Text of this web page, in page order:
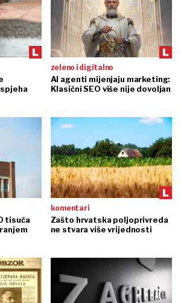
zeleno i digitalno
AI agenti mijenjaju marketing:
Klasični SEO više nije dovoljan
tisuća
komentari
Zašto hrvatska poljoprivreda
ne stvara više vrijednosti